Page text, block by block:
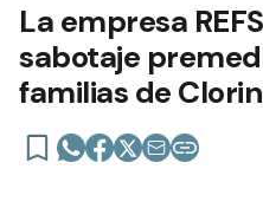
La empresa
sabotaje
familias de